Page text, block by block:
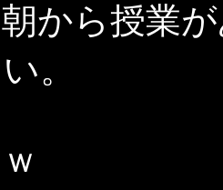
から授業
。